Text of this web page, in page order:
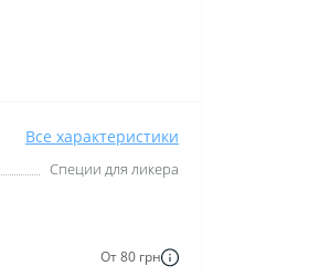
Все характеристики
Специи для ликера
От 80 грн